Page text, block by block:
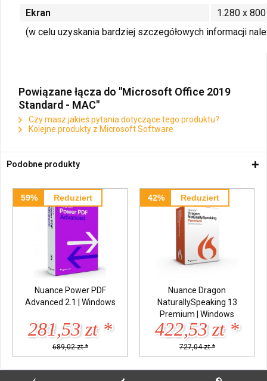
Ekran
1.280 x
(w celu uzyskania bardziej szczegółowych informacji
Powiązane łącza do "Microsoft Office 2019
Standard - MAC"
Czy masz jakieś pytania dotyczące tego produktu?
Kolejne produkty z Microsoft Software
Podobne produkty
59% Reduziert
Nuance Power PDF
Advanced 2.1 | Windows
281,53 zt *
689,02 zt *
42% Reduziert
Nuance Dragon
NaturallySpeaking 13
Premium | Windows
422,53 zt *
727,04 zt *